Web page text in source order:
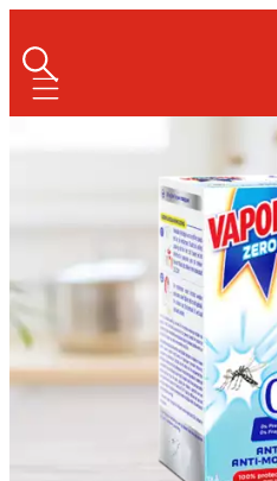
Mobile navigation